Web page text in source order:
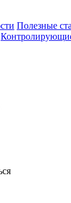
Полезные